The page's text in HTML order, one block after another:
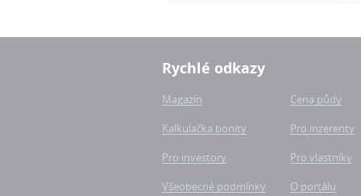
Rychlé odkazy
Magazín
Cena půdy
Kalkulačka bonity
Pro inzerenty
Pro investory
Pro vlastníky
Všeobecné podmínky
O portálu